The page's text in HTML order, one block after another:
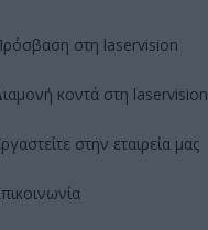
πρόσβαση στη laservision
διαμονή κοντά στη laservision
εργαστείτε στην εταιρεία μας
επικοινωνία